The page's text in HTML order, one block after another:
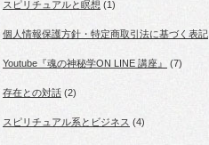
スピリチュアルと瞑想 (1)
個人情報保護方針・特定商取引法に基づく表記
Youtube『魂の神秘学ON LINE 講座』 (7)
存在との対話 (2)
スピリチュアル系とビジネス (4)